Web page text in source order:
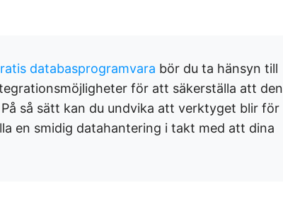
databasprogramvara bör du ta hänsyn till
för att säkerställa att den
så sätt kan du undvika att verktyget blir för
en smidig datahantering i takt med att dina